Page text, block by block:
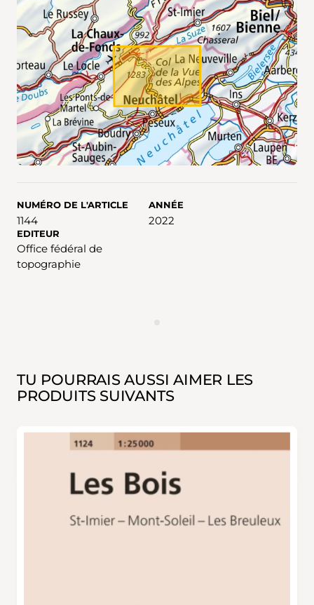
NUMÉRO DE L'ARTICLE
1144
ANNÉE
2022
EDITEUR
Office fédéral de
topographie
TU POURRAIS AUSSI AIMER LES
PRODUITS SUIVANTS